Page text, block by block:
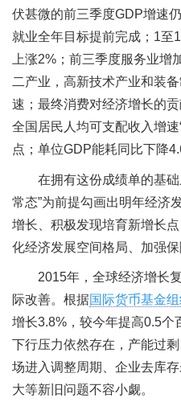
伏甚微的前三季度GDP增速
就业全年目标提前完成；1至
上涨2%；前三季度服务业
二产业，高新技术产业和装
速；最终消费对经济增长的
全国居民人均可支配收入增
点；单位GDP能耗同比下降
在拥有这份成绩单的基
常态”为前提勾画出明年经济
增长、积极发现培育新增长
化经济发展空间格局、加强保
2015年，全球经济增长
际改善。根据国际货币基金
增长3.8%，较今年提高0.5个
下行压力依然存在，产能过
场进入调整周期、企业去库
大等新旧问题不容小觑。